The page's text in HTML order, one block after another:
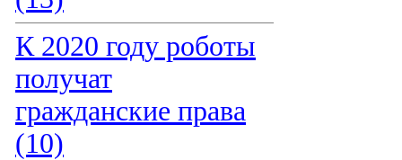
К 2020 году роботы
получат
гражданские права
(10)